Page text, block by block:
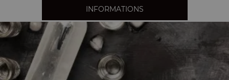
INFORMATIONS